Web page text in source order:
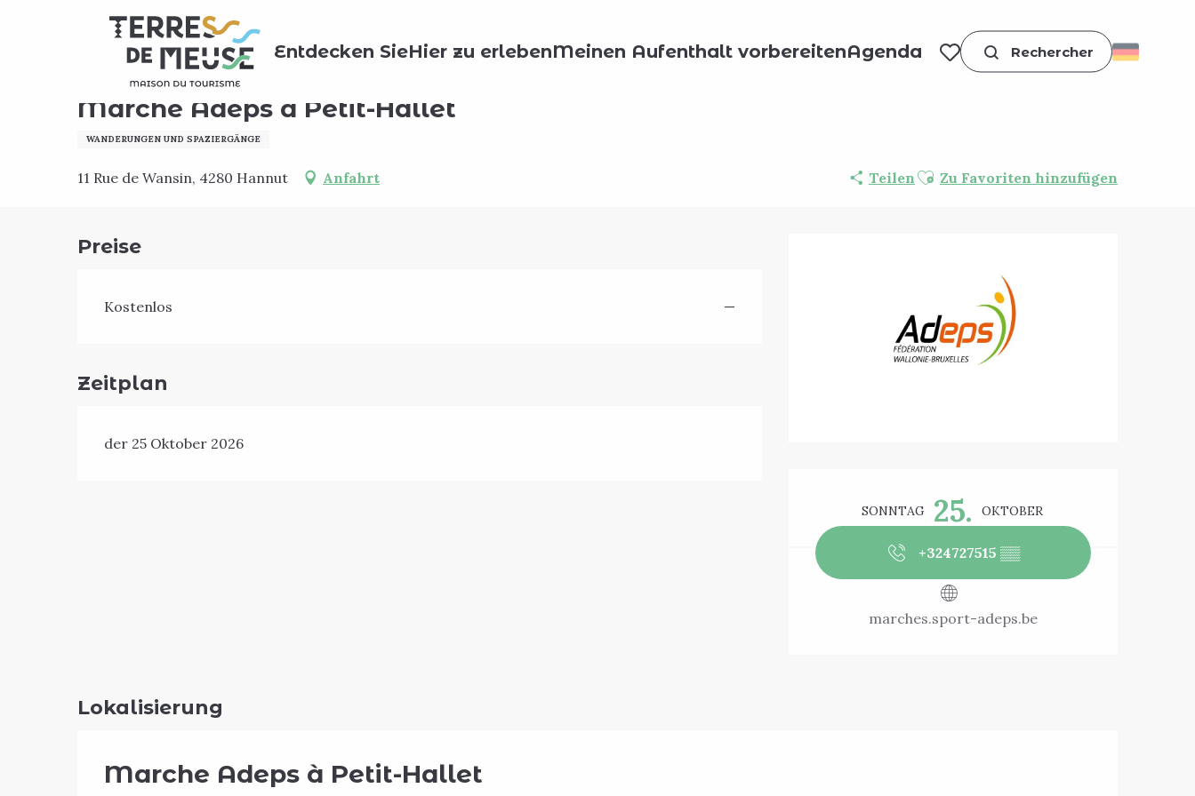
Voir les favoris
Suche
Entdecken SieHier zu erlebenMeinen Aufenthalt vorbereitenAgenda
Home Agenda Marche Adeps à Petit-Hallet
Sonntag 25. oktober
Marche Adeps à Petit-Hallet
WANDERUNGEN UND SPAZIERGÄNGE
11 Rue de Wansin, 4280 Hannut Anfahrt Teilen Ajouter aux favoris
Zu Favoriten hinzufügen
Öffnungszeiten
SONNTAG 25. OKTOBER
+324727515 ▒▒
marches.sport-adeps.be
Preise
Kostenlos —
Zeitplan
der 25 Oktober 2026
Lokalisierung
Marche Adeps à Petit-Hallet